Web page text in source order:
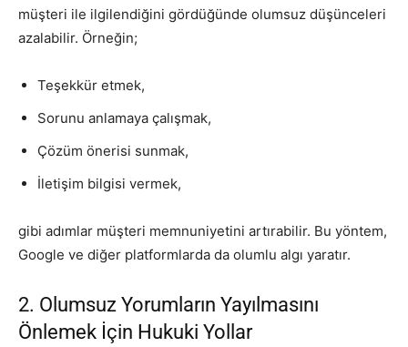
müşteri ile ilgilendiğini gördüğünde olumsuz düşünceleri
azalabilir. Örneğin;
Teşekkür etmek,
Sorunu anlamaya çalışmak,
Çözüm önerisi sunmak,
İletişim bilgisi vermek,
gibi adımlar müşteri memnuniyetini artırabilir. Bu yöntem,
Google ve diğer platformlarda da olumlu algı yaratır.
2. Olumsuz Yorumların Yayılmasını
Önlemek İçin Hukuki Yollar